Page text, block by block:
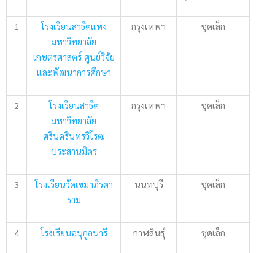
1
โรงเรียนสาธิตแห่ง
มหาวิทยาลัย
เกษตรศาสตร์ ศูนย์วิจัย
และพัฒนาการศึกษา
กรุงเทพฯ ชุดเล็ก
2
โรงเรียนสาธิต
มหาวิทยาลัย
ศรีนครินทรวิโรฒ
ประสานมิตร
กรุงเทพฯ ชุดเล็ก
3
โรงเรียนวัดเขมาภิรตา
ราม
นนทบุรี ชุดเล็ก
4 โรงเรียนอนุกูลนารี กาฬสินธุ์ ชุดเล็ก